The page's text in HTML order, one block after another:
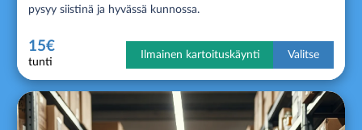
pysyy siistinä ja hyvässä kunnossa.
15€
tunti
Ilmainen kartoituskäynti Valitse